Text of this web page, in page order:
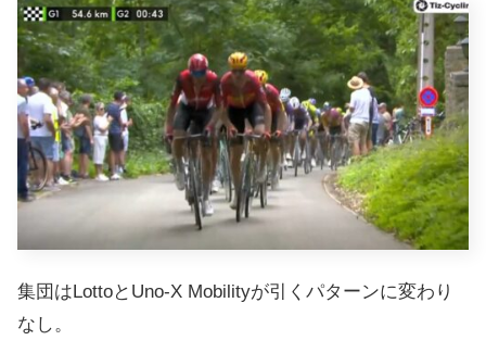
集団はLottoとUno-X Mobilityが引くパターンに変わり
なし。